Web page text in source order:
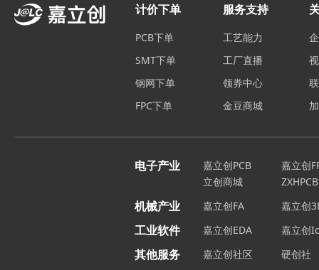
计价下单
PCB下单
SMT下单
钢网下单
FPC下单
服务支持
工艺能力
工厂直播
领券中心
金豆商城
电子产业 嘉立创PCB
嘉立创
立创商城
ZXHPCB
机械产业 嘉立创FA 嘉立创
工业软件 嘉立创EDA 嘉立创
其他服务 嘉立创社区 硬创社